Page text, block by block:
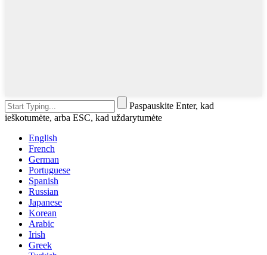
Paspauskite Enter, kad
ieškotumėte, arba ESC, kad uždarytumėte
English
French
German
Portuguese
Spanish
Russian
Japanese
Korean
Arabic
Irish
Greek